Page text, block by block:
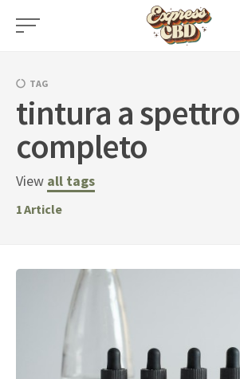
Skip
TAG
tintura a spettro
completo
View all tags
1Article